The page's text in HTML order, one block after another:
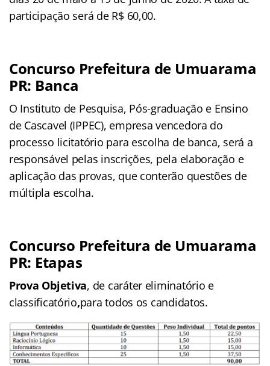
participação será de R$ 60,00.
Concurso Prefeitura de Umuarama
PR: Banca
O Instituto de Pesquisa, Pós-graduação e Ensino
de Cascavel (IPPEC), empresa vencedora do
processo licitatório para escolha de banca, será a
responsável pelas inscrições, pela elaboração e
aplicação das provas, que conterão questões de
múltipla escolha.
Concurso Prefeitura de Umuarama
PR: Etapas
Prova Objetiva, de caráter eliminatório e
classificatório,para todos os candidatos.